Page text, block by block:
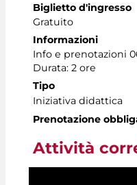
Biglietto d'ingresso
Gratuito
Informazioni
Info e prenotazioni
Durata: 2 ore
Tipo
Iniziativa didattica
Prenotazione
Attività